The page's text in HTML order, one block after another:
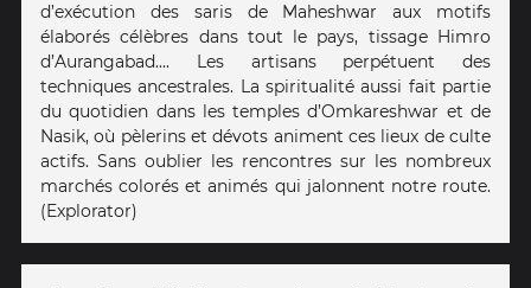
d’exécution des saris de Maheshwar aux motifs
élaborés célèbres dans tout le pays, tissage Himro
d’Aurangabad.... Les artisans perpétuent des
techniques ancestrales. La spiritualité aussi fait partie
du quotidien dans les temples d’Omkareshwar et de
Nasik, où pèlerins et dévots animent ces lieux de culte
actifs. Sans oublier les rencontres sur les nombreux
marchés colorés et animés qui jalonnent notre route.
(Explorator)